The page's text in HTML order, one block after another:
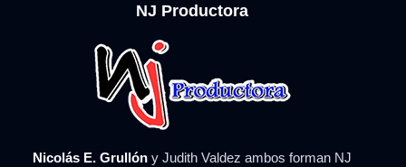
NJ Productora
Nicolás E. Grullón y Judith Valdez ambos forman NJ